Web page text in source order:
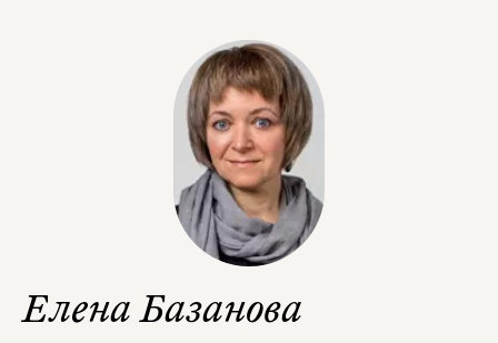
Елена Базанова